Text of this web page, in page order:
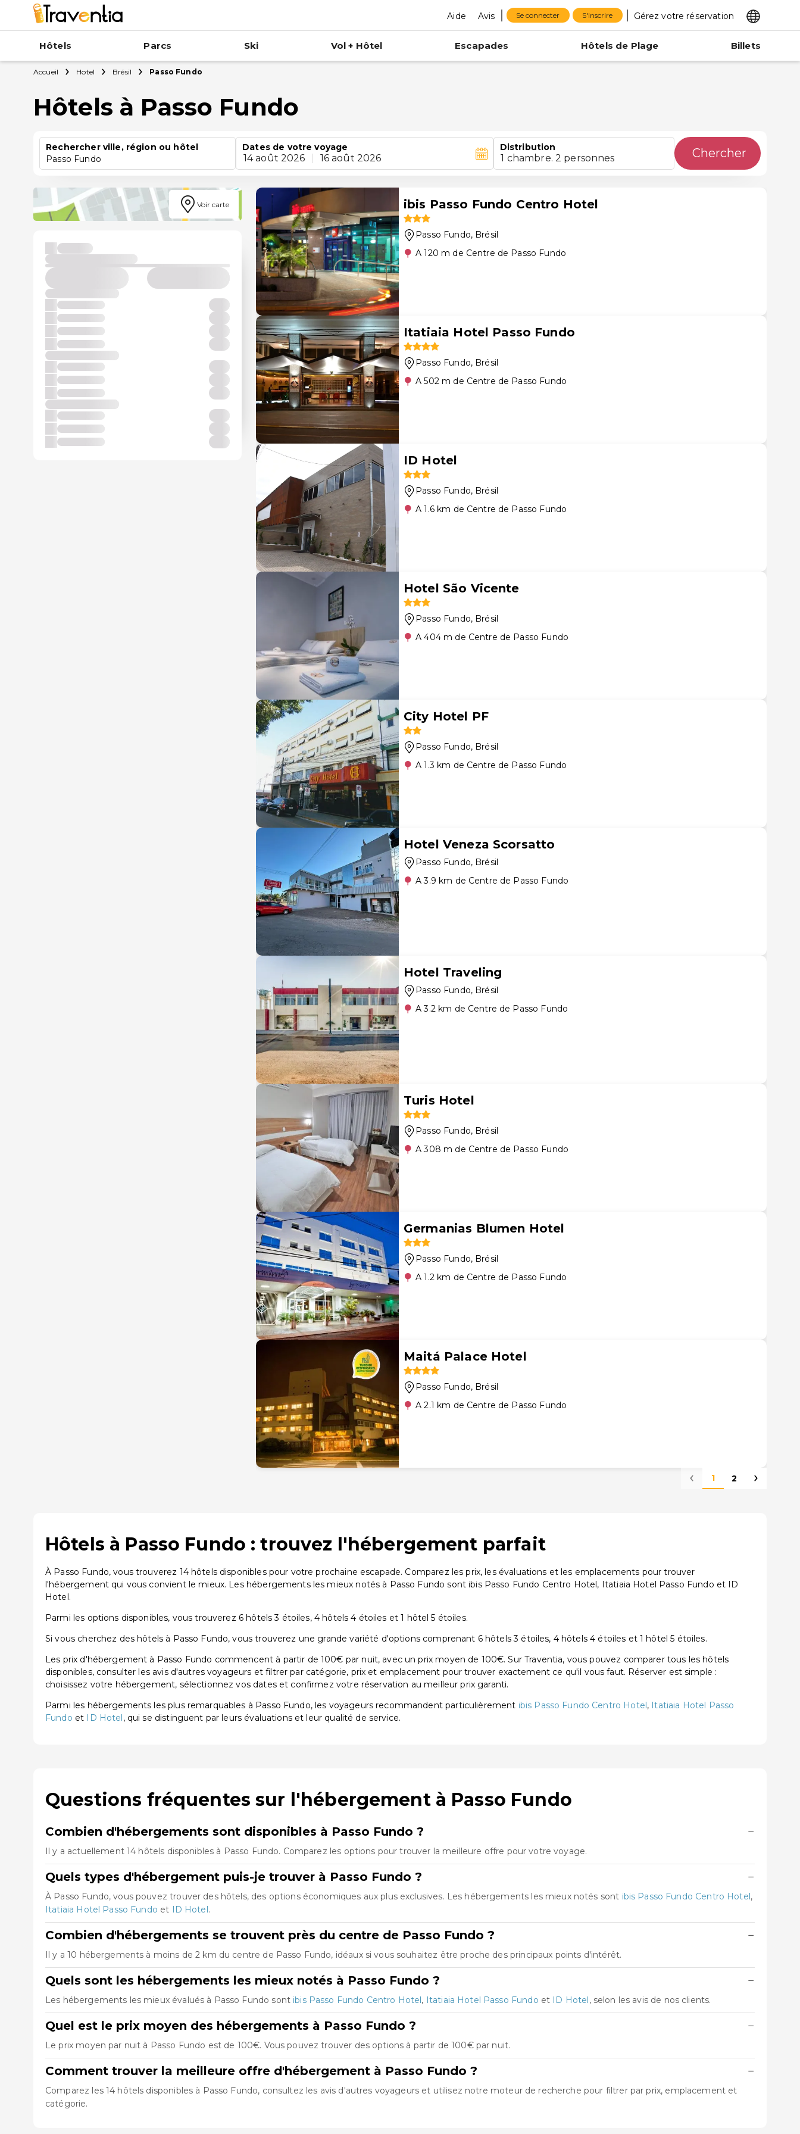
Aide Avis Se connecter S'inscrire Gérez votre réservation
Hôtels Parcs Ski Vol + Hôtel Escapades Hôtels de Plage Billets
Accueil Hotel Brésil Passo Fundo
Hôtels à Passo Fundo
Rechercher ville, région ou hôtel
Passo Fundo
Dates de votre voyage
14 août 2026 16 août 2026
Distribution
1 chambre. 2 personnes Chercher
Voir carte ibis Passo Fundo Centro Hotel
Passo Fundo, Brésil
A 120 m de Centre de Passo Fundo
Itatiaia Hotel Passo Fundo
Passo Fundo, Brésil
A 502 m de Centre de Passo Fundo
ID Hotel
Passo Fundo, Brésil
A 1.6 km de Centre de Passo Fundo
Hotel São Vicente
Passo Fundo, Brésil
A 404 m de Centre de Passo Fundo
City Hotel PF
Passo Fundo, Brésil
A 1.3 km de Centre de Passo Fundo
Hotel Veneza Scorsatto
Passo Fundo, Brésil
A 3.9 km de Centre de Passo Fundo
Hotel Traveling
Passo Fundo, Brésil
A 3.2 km de Centre de Passo Fundo
Turis Hotel
Passo Fundo, Brésil
A 308 m de Centre de Passo Fundo
Germanias Blumen Hotel
Passo Fundo, Brésil
A 1.2 km de Centre de Passo Fundo
Maitá Palace Hotel
Passo Fundo, Brésil
A 2.1 km de Centre de Passo Fundo
1 2
Hôtels à Passo Fundo : trouvez l'hébergement parfait
À Passo Fundo, vous trouverez 14 hôtels disponibles pour votre prochaine escapade. Comparez les prix, les évaluations et les emplacements pour trouver
l'hébergement qui vous convient le mieux. Les hébergements les mieux notés à Passo Fundo sont ibis Passo Fundo Centro Hotel, Itatiaia Hotel Passo Fundo et ID
Hotel.
Parmi les options disponibles, vous trouverez 6 hôtels 3 étoiles, 4 hôtels 4 étoiles et 1 hôtel 5 étoiles.
Si vous cherchez des hôtels à Passo Fundo, vous trouverez une grande variété d'options comprenant 6 hôtels 3 étoiles, 4 hôtels 4 étoiles et 1 hôtel 5 étoiles.
Les prix d'hébergement à Passo Fundo commencent à partir de 100€ par nuit, avec un prix moyen de 100€. Sur Traventia, vous pouvez comparer tous les hôtels
disponibles, consulter les avis d'autres voyageurs et filtrer par catégorie, prix et emplacement pour trouver exactement ce qu'il vous faut. Réserver est simple :
choisissez votre hébergement, sélectionnez vos dates et confirmez votre réservation au meilleur prix garanti.
Parmi les hébergements les plus remarquables à Passo Fundo, les voyageurs recommandent particulièrement ibis Passo Fundo Centro Hotel, Itatiaia Hotel Passo
Fundo et ID Hotel, qui se distinguent par leurs évaluations et leur qualité de service.
Questions fréquentes sur l'hébergement à Passo Fundo
Combien d'hébergements sont disponibles à Passo Fundo ? −
Il y a actuellement 14 hôtels disponibles à Passo Fundo. Comparez les options pour trouver la meilleure offre pour votre voyage.
Quels types d'hébergement puis-je trouver à Passo Fundo ? −
À Passo Fundo, vous pouvez trouver des hôtels, des options économiques aux plus exclusives. Les hébergements les mieux notés sont ibis Passo Fundo Centro Hotel,
Itatiaia Hotel Passo Fundo et ID Hotel.
Combien d'hébergements se trouvent près du centre de Passo Fundo ? −
Il y a 10 hébergements à moins de 2 km du centre de Passo Fundo, idéaux si vous souhaitez être proche des principaux points d'intérêt.
Quels sont les hébergements les mieux notés à Passo Fundo ? −
Les hébergements les mieux évalués à Passo Fundo sont ibis Passo Fundo Centro Hotel, Itatiaia Hotel Passo Fundo et ID Hotel, selon les avis de nos clients.
Quel est le prix moyen des hébergements à Passo Fundo ? −
Le prix moyen par nuit à Passo Fundo est de 100€. Vous pouvez trouver des options à partir de 100€ par nuit.
Comment trouver la meilleure offre d'hébergement à Passo Fundo ? −
Comparez les 14 hôtels disponibles à Passo Fundo, consultez les avis d'autres voyageurs et utilisez notre moteur de recherche pour filtrer par prix, emplacement et
catégorie.